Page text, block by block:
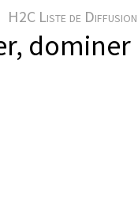
H2C Liste de Diffusion
dominer